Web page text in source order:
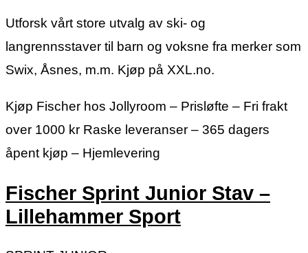
Utforsk vårt store utvalg av ski- og
langrennsstaver til barn og voksne fra merker som
Swix, Åsnes, m.m. Kjøp på XXL.no.
Kjøp Fischer hos Jollyroom – Prisløfte – Fri frakt
over 1000 kr Raske leveranser – 365 dagers
åpent kjøp – Hjemlevering
Fischer Sprint Junior Stav –
Lillehammer Sport